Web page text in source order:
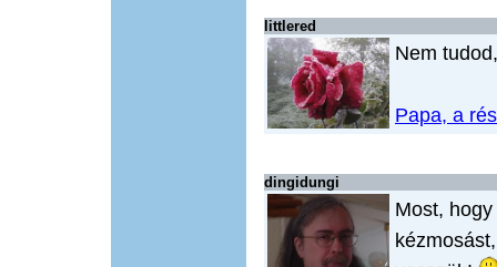
littlered
Nem
Papa, a
dingidungi
Most,